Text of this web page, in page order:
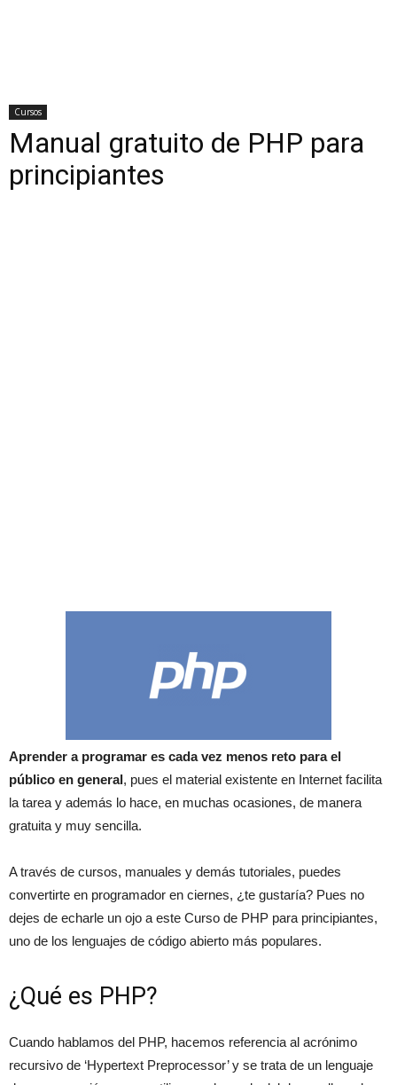
Cursos
Manual gratuito de PHP para
principiantes
Aprender a programar es cada vez menos reto para el
público en general, pues el material existente en Internet facilita
la tarea y además lo hace, en muchas ocasiones, de manera
gratuita y muy sencilla.
A través de cursos, manuales y demás tutoriales, puedes
convertirte en programador en ciernes, ¿te gustaría? Pues no
dejes de echarle un ojo a este Curso de PHP para principiantes,
uno de los lenguajes de código abierto más populares.
¿Qué es PHP?
Cuando hablamos del PHP, hacemos referencia al acrónimo
recursivo de ‘Hypertext Preprocessor’ y se trata de un lenguaje